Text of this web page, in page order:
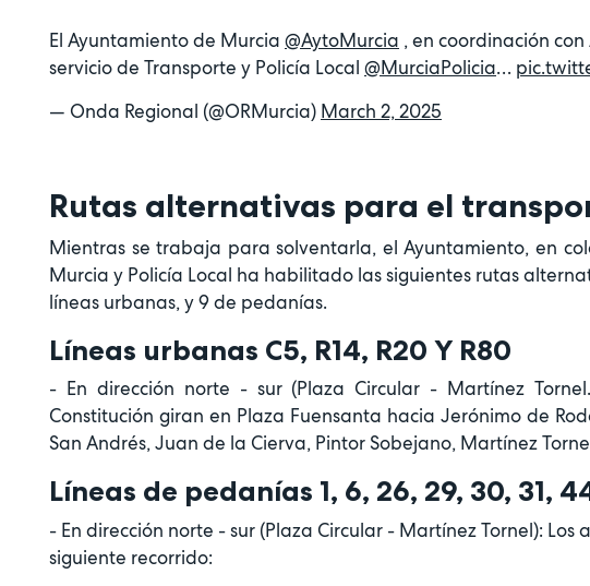
El Ayuntamiento de Murcia @AytoMurcia , en coordinación
servicio de Transporte y Policía Local @MurciaPolicia…
— Onda Regional (@ORMurcia) March 2, 2025
Rutas alternativas para el
Mientras se trabaja para solventarla, el Ayuntamiento, en
Murcia y Policía Local ha habilitado las siguientes rutas
líneas urbanas, y 9 de pedanías.
Líneas urbanas C5, R14, R20 Y R80
- En dirección norte - sur (Plaza Circular - Martínez
Constitución giran en Plaza Fuensanta hacia Jerónimo de
San Andrés, Juan de la Cierva, Pintor Sobejano, Martínez
Líneas de pedanías 1, 6, 26, 29, 30, 31,
- En dirección norte - sur (Plaza Circular - Martínez Tornel):
siguiente recorrido: